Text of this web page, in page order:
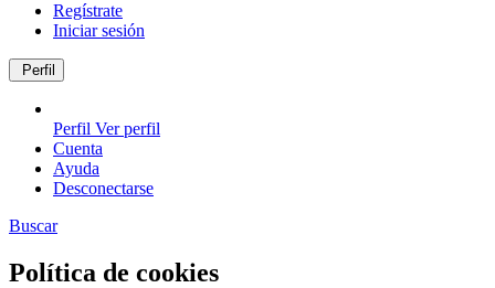
Regístrate
Iniciar sesión
Perfil
Perfil Ver perfil
Cuenta
Ayuda
Desconectarse
Buscar
Política de cookies